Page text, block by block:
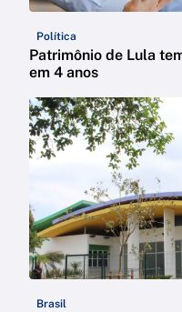
Política
Patrimônio de Lula
em 4 anos
Brasil